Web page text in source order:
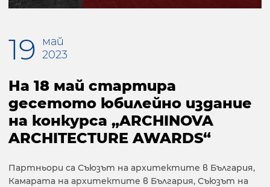
19
май
2023
На 18 май стартира
десетото юбилейно издание
на конкурса „ARCHINOVA
ARCHITECTURE AWARDS“
Партньори са Съюзът на архитектите в България,
Камарата на архитектите в България, Съюзът на